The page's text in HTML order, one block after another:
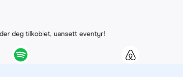
deg tilkoblet, uansett eventyr!